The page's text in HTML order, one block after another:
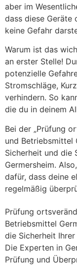
aber im
dass diese Geräte
keine Gefahr
Warum ist das
an erster Stelle!
potenzielle
Stromschläge,
verhindern. So
die du in deinem
Bei der „Prüfung
und Betriebsmittel
Sicherheit und die
Germersheim.
dafür, dass deine
regelmäßig
Prüfung
Betriebsmittel
die Sicherheit
Die Experten in
Prüfung und